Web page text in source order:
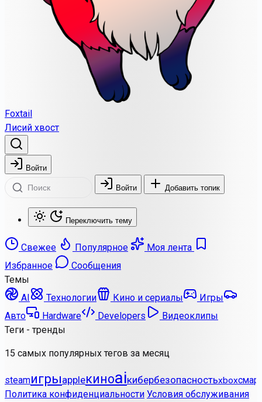
Foxtail
Лисий хвост
Войти
Войти Добавить топик
Переключить тему
Свежее Популярное
Моя лента
Избранное
Сообщения
Темы
AI
Технологии Кино и сериалы
Игры
Авто
Hardware Developers
Видеоклипы
Теги - тренды
15 самых популярных тегов за месяц
steamигрыappleкиноaiкибербезопасностьxbox
Политика конфиденциальности Условия обслуживания